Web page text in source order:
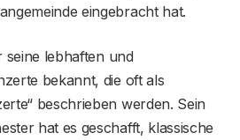
eingebracht hat.
seine lebhaften und
bekannt, die oft als
beschrieben werden. Sein
hat es geschafft, klassische